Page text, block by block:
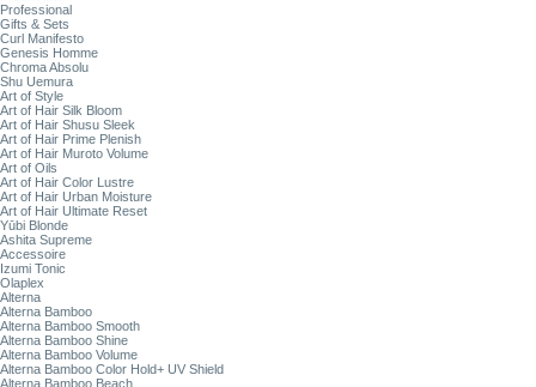
Professional
Gifts & Sets
Curl Manifesto
Genesis Homme
Chroma Absolu
Shu Uemura
Art of Style
Art of Hair Silk Bloom
Art of Hair Shusu Sleek
Art of Hair Prime Plenish
Art of Hair Muroto Volume
Art of Oils
Art of Hair Color Lustre
Art of Hair Urban Moisture
Art of Hair Ultimate Reset
Yūbi Blonde
Ashita Supreme
Accessoire
Izumi Tonic
Olaplex
Alterna
Alterna Bamboo
Alterna Bamboo Smooth
Alterna Bamboo Shine
Alterna Bamboo Volume
Alterna Bamboo Color Hold+ UV Shield
Alterna Bamboo Beach